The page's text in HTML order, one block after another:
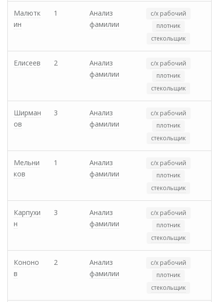
Малютк
ин
1
Анализ
фамилии
с/х рабочий
плотник
стекольщик
Елисеев 2
Анализ
фамилии
с/х рабочий
плотник
стекольщик
Ширман
ов
3
Анализ
фамилии
с/х рабочий
плотник
стекольщик
Мельни
ков
1
Анализ
фамилии
с/х рабочий
плотник
стекольщик
Карпухи
н
3
Анализ
фамилии
с/х рабочий
плотник
стекольщик
Кононо
в
2
Анализ
фамилии
с/х рабочий
плотник
стекольщик